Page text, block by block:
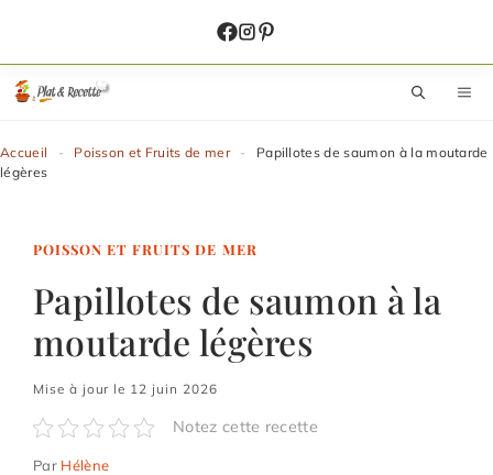
contenu
Accueil - Poisson et Fruits de mer -
Papillotes de saumon à la moutarde
légères
POISSON ET FRUITS DE MER
Papillotes de saumon à la
moutarde légères
Mise à jour le 12 juin 2026
Notez cette recette
Par Hélène